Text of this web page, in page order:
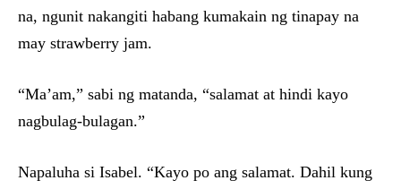
na, ngunit nakangiti habang kumakain ng tinapay na
may strawberry jam.
“Ma’am,” sabi ng matanda, “salamat at hindi kayo
nagbulag-bulagan.”
Napaluha si Isabel. “Kayo po ang salamat. Dahil kung